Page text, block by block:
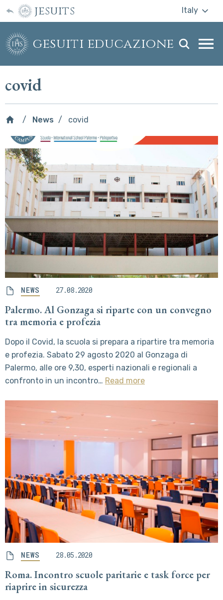
jesuits Italy
gesuiti educazione
covid
News covid
NEWS 27.08.2020
Palermo. Al Gonzaga si riparte con un convegno
tra memoria e profezia
Dopo il Covid, la scuola si prepara a ripartire tra memoria
e profezia. Sabato 29 agosto 2020 al Gonzaga di
Palermo, alle ore 9,30, esperti nazionali e regionali a
confronto in un incontro… Read more
NEWS 28.05.2020
Roma. Incontro scuole paritarie e task force per
riaprire in sicurezza